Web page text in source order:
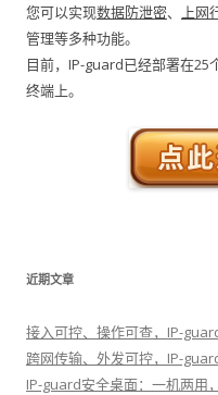
您可以实现数据防泄密、 上网
管理等多种功能。
目前，IP-guard已经部署在25
终端上。
近期文章
接入可控、操作可查，IP-
跨网传输、外发可控，IP-
IP-guard安全桌面：一机两用